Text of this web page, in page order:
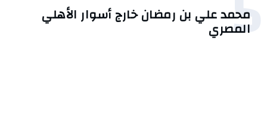
محمد علي بن رمضان خارج أسوار الأهلي
المصري